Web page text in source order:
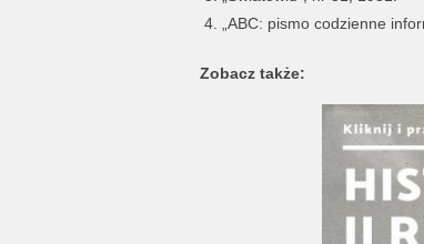
„ABC: pismo codzienne
Zobacz także: